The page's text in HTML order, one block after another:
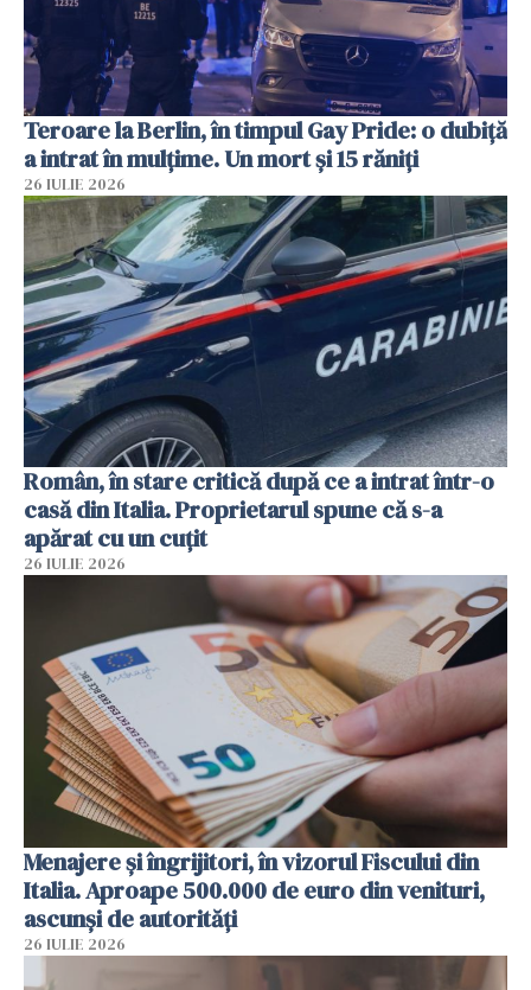
Teroare la Berlin, în timpul Gay Pride: o dubiță
a intrat în mulțime. Un mort și 15 răniți
26 IULIE 2026
Român, în stare critică după ce a intrat într-o
casă din Italia. Proprietarul spune că s-a
apărat cu un cuțit
26 IULIE 2026
Menajere și îngrijitori, în vizorul Fiscului din
Italia. Aproape 500.000 de euro din venituri,
ascunși de autorități
26 IULIE 2026